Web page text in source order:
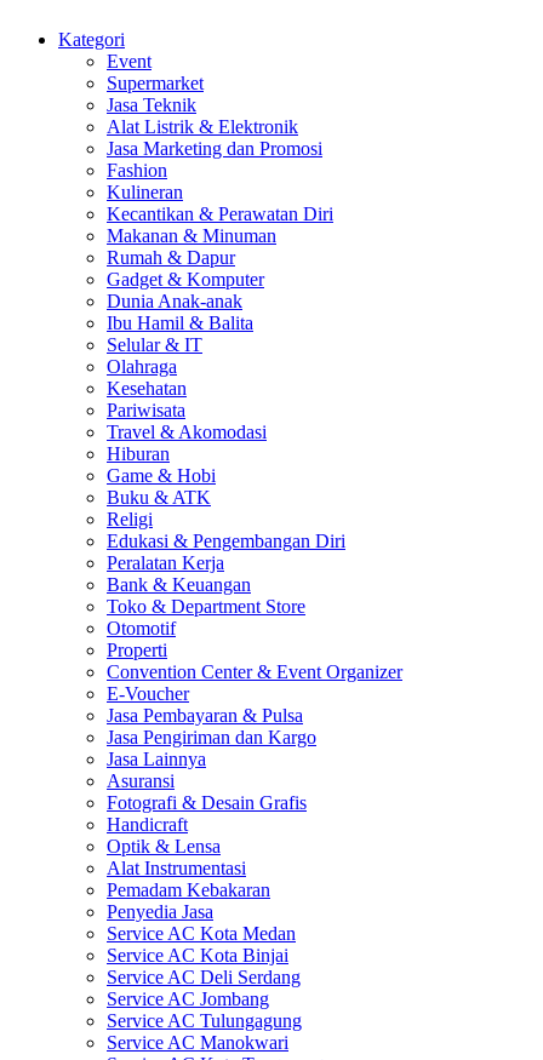
Kategori
Event
Supermarket
Jasa Teknik
Alat Listrik & Elektronik
Jasa Marketing dan Promosi
Fashion
Kulineran
Kecantikan & Perawatan Diri
Makanan & Minuman
Rumah & Dapur
Gadget & Komputer
Dunia Anak-anak
Ibu Hamil & Balita
Selular & IT
Olahraga
Kesehatan
Pariwisata
Travel & Akomodasi
Hiburan
Game & Hobi
Buku & ATK
Religi
Edukasi & Pengembangan Diri
Peralatan Kerja
Bank & Keuangan
Toko & Department Store
Otomotif
Properti
Convention Center & Event Organizer
E-Voucher
Jasa Pembayaran & Pulsa
Jasa Pengiriman dan Kargo
Jasa Lainnya
Asuransi
Fotografi & Desain Grafis
Handicraft
Optik & Lensa
Alat Instrumentasi
Pemadam Kebakaran
Penyedia Jasa
Service AC Kota Medan
Service AC Kota Binjai
Service AC Deli Serdang
Service AC Jombang
Service AC Tulungagung
Service AC Manokwari